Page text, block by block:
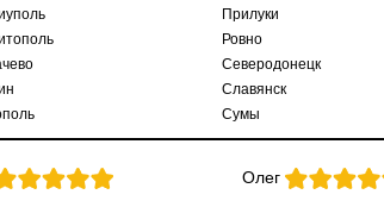
Прилуки
Ровно
Северодонецк
Славянск
Сумы
Олег